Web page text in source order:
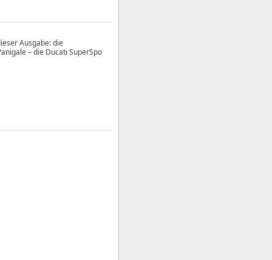
Ausgabe: die
– die Ducati SuperSpo